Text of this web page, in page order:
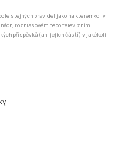
stejných pravidel jako na kterémkoliv
rozhlasovém nebo televizním
příspěvků (ani jejich částí) v jakékoli